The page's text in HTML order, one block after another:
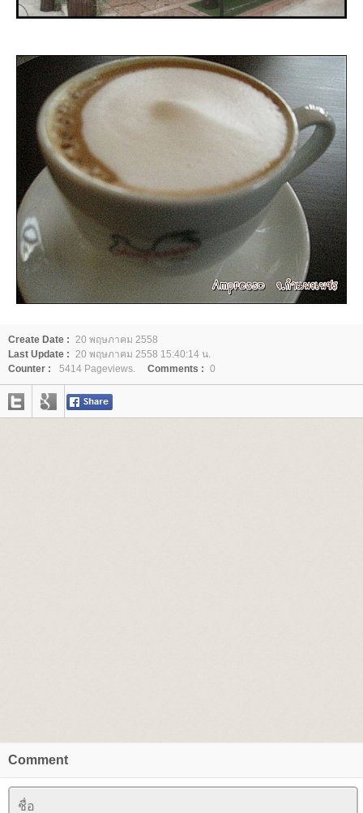
Create Date : 20 พฤษภาคม 2558
Last Update : 20 พฤษภาคม 2558 15:40:14 น.
Counter :
5414 Pageviews. Comments : 0
Comment